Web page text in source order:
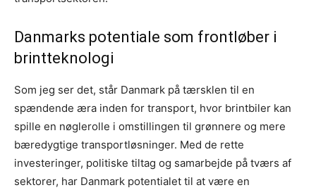
Danmarks potentiale som frontløber i
brintteknologi
Som jeg ser det, står Danmark på tærsklen til en
spændende æra inden for transport, hvor brintbiler kan
spille en nøglerolle i omstillingen til grønnere og mere
bæredygtige transportløsninger. Med de rette
investeringer, politiske tiltag og samarbejde på tværs af
sektorer, har Danmark potentialet til at være en